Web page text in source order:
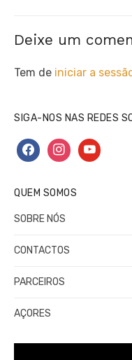
Deixe um
Tem de iniciar a
SIGA-NOS NAS REDES
facebookinstagramyoutube
QUEM SOMOS
SOBRE NÓS
CONTACTOS
PARCEIROS
AÇORES